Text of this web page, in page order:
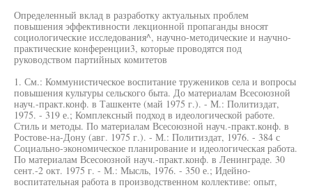
Определенный вклад в разработку актуальных проблем
повышения эффективности лекционной пропаганды вносят
социологические исследования^, научно-методические и научно-
практические конференции3, которые проводятся под
руководством партийных комитетов
1. См.: Коммунистическое воспитание тружеников села и вопросы
повышения культуры сельского быта. До материалам Всесоюзной
науч.-практ.конф. в Ташкенте (май 1975 г.). - М.: Политиздат,
1975. - 319 е.; Комплексный подход в идеологической работе.
Стиль и методы. По материалам Всесоюзной науч.-практ.конф. в
Ростове-на-Дону (авг. 1975 г.). - М.: Политиздат, 1976. - 384 с
Социально-экономическое планирование и идеологическая работа.
По материалам Всесоюзной науч.-практ.конф. в Ленинграде. 30
сент.-2 окт. 1975 г. - М.: Мысль, 1976. - 350 е.; Идейно-
воспитательная работа в производственном коллективе: опыт,